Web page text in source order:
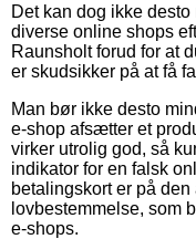
Det kan dog ikke
diverse online shops
Raunsholt forud for at
er skudsikker på at få
Man bør ikke desto
e-shop afsætter et
virker utrolig god, så
indikator for en falsk
betalingskort er på
lovbestemmelse, som
e-shops.